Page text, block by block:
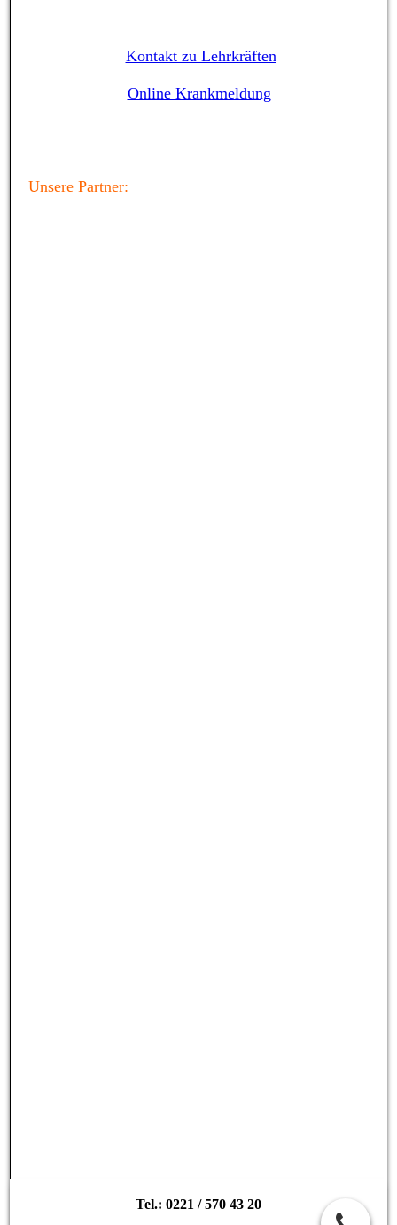
Kontakt zu Lehrkräften
Online Krankmeldung
Unsere Partner:
Tel.: 0221 / 570 43 20